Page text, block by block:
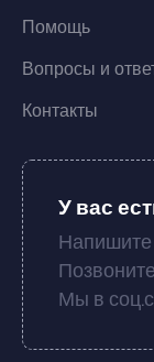
Помощь
Вопросы и
Контакты
У вас
Мы в